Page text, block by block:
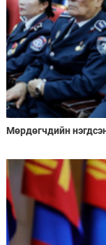
Мөрдөгчдийн